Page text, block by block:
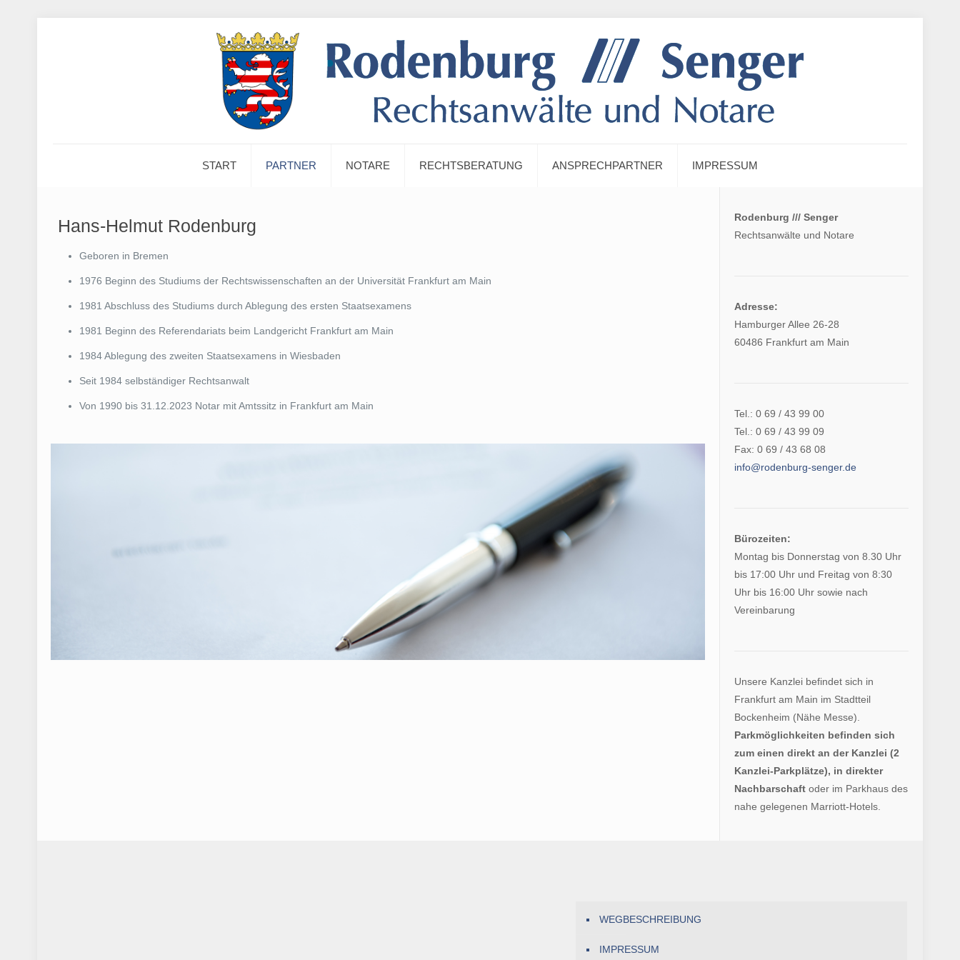
START PARTNER NOTARE RECHTSBERATUNG ANSPRECHPARTNER IMPRESSUM
Hans-Helmut Rodenburg
Geboren in Bremen
1976 Beginn des Studiums der Rechtswissenschaften an der Universität Frankfurt am Main
1981 Abschluss des Studiums durch Ablegung des ersten Staatsexamens
1981 Beginn des Referendariats beim Landgericht Frankfurt am Main
1984 Ablegung des zweiten Staatsexamens in Wiesbaden
Seit 1984 selbständiger Rechtsanwalt
Von 1990 bis 31.12.2023 Notar mit Amtssitz in Frankfurt am Main
Rodenburg /// Senger
Rechtsanwälte und Notare
Adresse:
Hamburger Allee 26-28
60486 Frankfurt am Main
Tel.: 0 69 / 43 99 00
Tel.: 0 69 / 43 99 09
Fax: 0 69 / 43 68 08
info@rodenburg-senger.de
Bürozeiten:
Montag bis Donnerstag von 8.30 Uhr
bis 17:00 Uhr und Freitag von 8:30
Uhr bis 16:00 Uhr sowie nach
Vereinbarung
Unsere Kanzlei befindet sich in
Frankfurt am Main im Stadtteil
Bockenheim (Nähe Messe).
Parkmöglichkeiten befinden sich
zum einen direkt an der Kanzlei (2
Kanzlei-Parkplätze), in direkter
Nachbarschaftoder im Parkhaus des
nahe gelegenen Marriott-Hotels.
WEGBESCHREIBUNG
IMPRESSUM